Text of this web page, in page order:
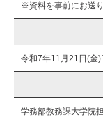
※資料を事前にお送り
令和7年11月21日(金
学務部教務課大学院